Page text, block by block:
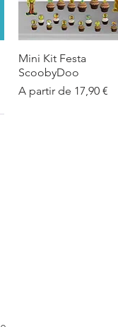
Visualização rápida
Mini Kit Festa
ScoobyDoo
A partir de 17,90 €
Preço promocional